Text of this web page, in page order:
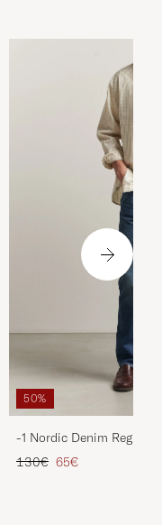
50%
-1 Nordic Denim Regular
Regulärer Preis
130€ Reduzierter Preis
65€